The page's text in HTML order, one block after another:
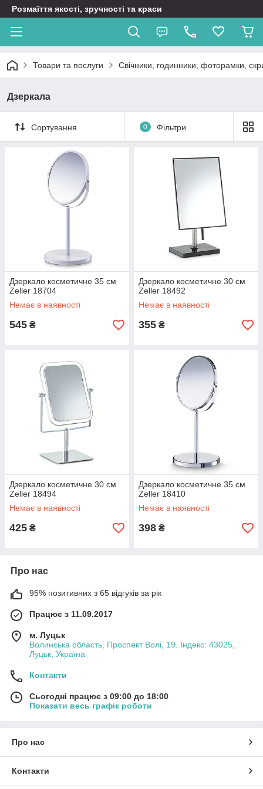
Розмаїття якості, зручності та краси
Товари та послуги Свічники, годинники, фоторамки,
Дзеркала
Сортування 0 Фільтри
Дзеркало косметичне 35 см
Zeller 18704
Немає в наявності
545 ₴
Дзеркало косметичне 30 см
Zeller 18492
Немає в наявності
355 ₴
Дзеркало косметичне 30 см
Zeller 18494
Немає в наявності
425 ₴
Дзеркало косметичне 35 см
Zeller 18410
Немає в наявності
398 ₴
Про нас
95% позитивних з 65 відгуків за рік
Працює з 11.09.2017
м. Луцьк
Волинська область, Проспект Волі, 19. Індекс: 43025,
Луцьк, Україна
Контакти
Сьогодні працює з 09:00 до 18:00
Показати весь графік роботи
Про нас
Контакти